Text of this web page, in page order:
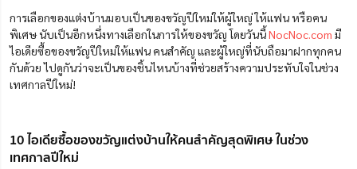
การเลือกของแต่งบ้านมอบเป็นของขวัญปีใหม่ให้ผู้ใหญ่ ให้แฟน หรือคน
พิเศษ นับเป็นอีกหนึ่งทางเลือกในการให้ของขวัญ โดยวันนี้NocNoc.com มี
ไอเดียซื้อของขวัญปีใหม่ให้แฟน คนสำคัญ และผู้ใหญ่ที่นับถือมาฝากทุกคน
กันด้วย ไปดูกันว่าจะเป็นของชิ้นไหนบ้างที่ช่วยสร้างความประทับใจในช่วง
เทศกาลปีใหม่!
10 ไอเดียซื้อของขวัญแต่งบ้านให้คนสำคัญสุดพิเศษ ในช่วง
เทศกาลปีใหม่